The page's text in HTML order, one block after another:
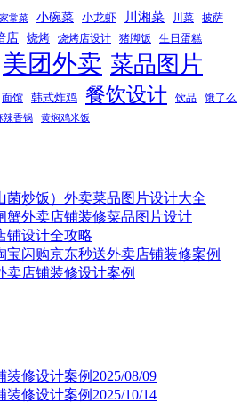
家常菜 小碗菜 小龙虾 川湘菜 川菜
披萨
店 烧烤 烧烤店设计 猪脚饭 生日蛋糕
美团外卖 菜品图片
面馆 韩式炸鸡 餐饮设计 饮品 饿了么
辣香锅 黄焖鸡米饭
菌炒饭）外卖菜品图片设计大全
蟹外卖店铺装修菜品图片设计
铺设计全攻略
宝闪购京东秒送外卖店铺装修案例
卖店铺装修设计案例
修设计案例2025/08/09
修设计案例2025/10/14